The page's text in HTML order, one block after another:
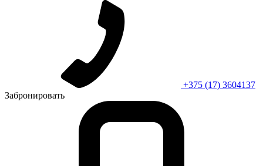
+375 (17) 3604137
Забронировать